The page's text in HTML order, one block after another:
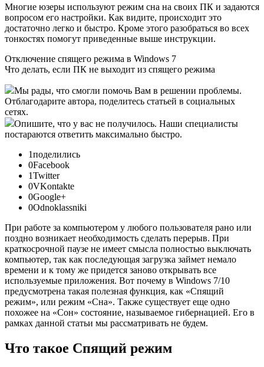
Многие юзеры используют режим сна на своих ПК и задаются
вопросом его настройки. Как видите, происходит это
достаточно легко и быстро. Кроме этого разобраться во всех
тонкостях помогут приведенные выше инструкции.
Отключение спящего режима в Windows 7
Что делать, если ПК не выходит из спящего режима
Мы рады, что смогли помочь Вам в решении проблемы.
Отблагодарите автора, поделитесь статьей в социальных
сетях.
Опишите, что у вас не получилось. Наши специалисты
постараются ответить максимально быстро.
1поделились
0Facebook
1Twitter
0VKontakte
0Google+
0Odnoklassniki
При работе за компьютером у любого пользователя рано или
поздно возникает необходимость сделать перерыв. При
краткосрочной паузе не имеет смысла полностью выключать
компьютер, так как последующая загрузка займет немало
времени и к тому же придется заново открывать все
используемые приложения. Вот почему в Windows 7/10
предусмотрена такая полезная функция, как «Спящий
режим», или режим «Сна». Также существует еще одно
похожее на «Сон» состояние, называемое гибернацией. Его в
рамках данной статьи мы рассматривать не будем.
Что такое Спящий режим